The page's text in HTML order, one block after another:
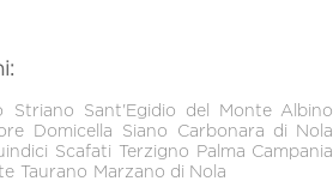
Striano
Sant'Egidio del Monte Albino
Domicella Siano
Carbonara di Nola
Scafati Terzigno Palma Campania
Taurano Marzano di Nola